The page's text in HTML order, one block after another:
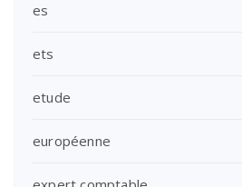
es
ets
etude
européenne